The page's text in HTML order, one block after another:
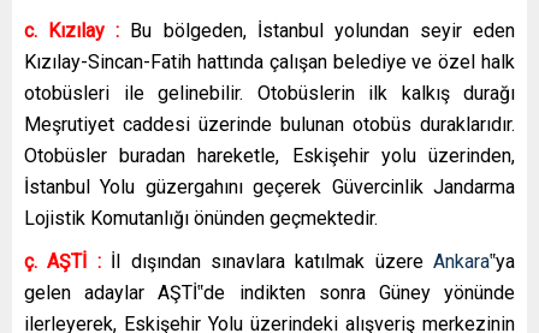
c. Kızılay : Bu bölgeden, İstanbul yolundan seyir eden
Kızılay-Sincan-Fatih hattında çalışan belediye ve özel halk
otobüsleri ile gelinebilir. Otobüslerin ilk kalkış durağı
Meşrutiyet caddesi üzerinde bulunan otobüs duraklarıdır.
Otobüsler buradan hareketle, Eskişehir yolu üzerinden,
İstanbul Yolu güzergahını geçerek Güvercinlik Jandarma
Lojistik Komutanlığı önünden geçmektedir.
ç. AŞTİ :İl dışından sınavlara katılmak üzere Ankara‟ya
gelen adaylar AŞTİ‟de indikten sonra Güney yönünde
ilerleyerek, Eskişehir Yolu üzerindeki alışveriş merkezinin